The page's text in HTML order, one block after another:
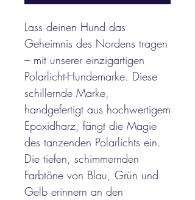
Lass deinen Hund das
Geheimnis des Nordens tragen
– mit unserer einzigartigen
Polarlicht-Hundemarke. Diese
schillernde Marke,
handgefertigt aus hochwertigem
Epoxidharz, fängt die Magie
des tanzenden Polarlichts ein.
Die tiefen, schimmernden
Farbtöne von Blau, Grün und
Gelb erinnern an den